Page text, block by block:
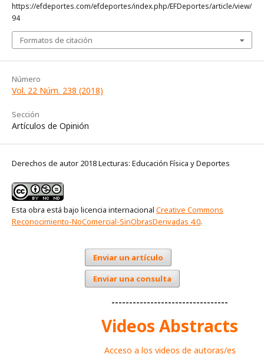
https://efdeportes.com/efdeportes/index.php/EFDeportes/article/view/
94
Formatos de citación
Número
Vol. 22 Núm. 238 (2018)
Sección
Artículos de Opinión
Derechos de autor 2018 Lecturas: Educación Física y Deportes
Esta obra está bajo licencia internacional Creative Commons
Reconocimiento-NoComercial-SinObrasDerivadas 4.0.
Enviar un artículo
Enviar una consulta
---------------------------------
Videos Abstracts
Acceso a los videos de autoras/es